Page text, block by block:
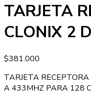
TARJETA
CLONIX 2
$381.000
TARJETA
A 433MHZ PARA 128